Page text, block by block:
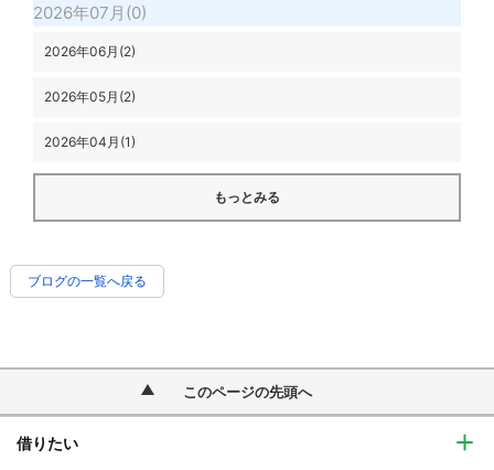
2026年07月(0)
2026年06月(2)
2026年05月(2)
2026年04月(1)
もっとみる
ブログの一覧へ戻る
このページの先頭へ
借りたい